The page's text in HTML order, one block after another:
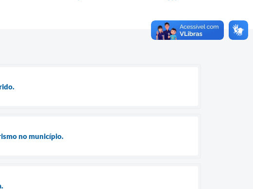
no município.